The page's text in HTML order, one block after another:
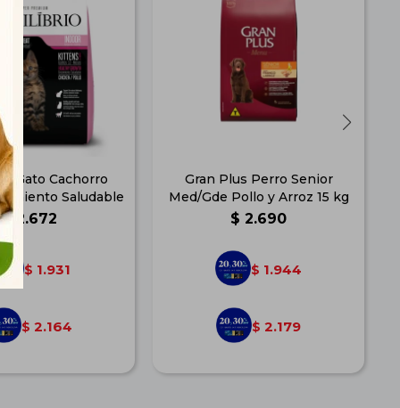
Gato Cachorro
Saludable
$ 2.672
$ 1.931
$ 2.164
Gran Plus Perro Senior
Med/Gde Pollo y Arroz 15 kg
$ 2.690
$ 1.944
$ 2.179